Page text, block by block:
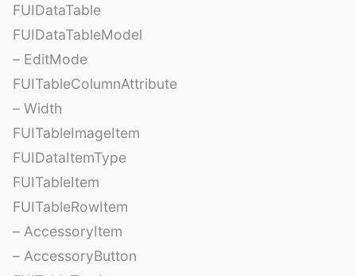
FUIDataTable
FUIDataTableModel
– EditMode
FUITableColumnAttribute
– Width
FUITableImageItem
FUIDataItemType
FUITableItem
FUITableRowItem
– AccessoryItem
– AccessoryButton